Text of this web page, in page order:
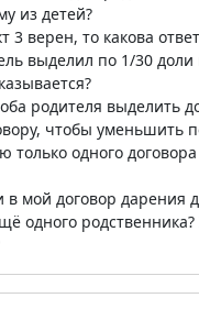
из детей?
3 верен, то какова
выделил по 1/30 доли
родителя выделить
чтобы уменьшить
только одного
мой договор дарения
одного